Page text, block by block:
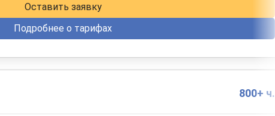
Оставить заявку
Подробнее о тарифах
800+ ч.